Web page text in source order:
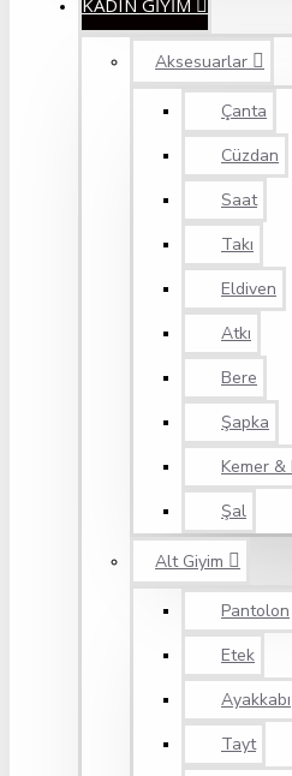
KADIN GİYİM
Aksesuarlar
Çanta
Cüzdan
Saat
Takı
Eldiven
Atkı
Bere
Şapka
Kemer &
Şal
Alt Giyim
Pantolon
Etek
Ayakkabı
Tayt